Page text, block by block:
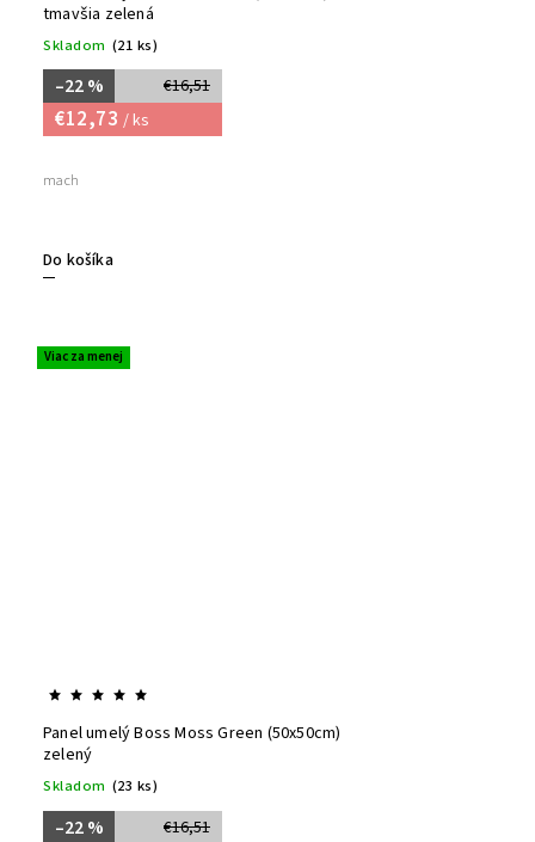
tmavšia zelená
Skladom (21 ks)
€16,51
–22 %
€12,73 / ks
Do košíka
mach
Viac za menej
Panel umelý Boss Moss Green (50x50cm)
zelený
Skladom (23 ks)
€16,51
–22 %